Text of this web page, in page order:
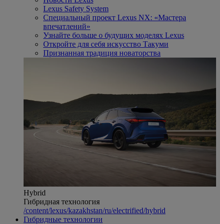
Lexus Safety System
Специальный проект Lexus NX: «Мастера
впечатлений»
Узнайте больше о будущих моделях Lexus
Откройте для себя искусство Такуми
Признанная традиция новаторства
Hybrid
Гибридная технология
/content/lexus/kazakhstan/ru/electrified/hybrid
Гибридные технологии